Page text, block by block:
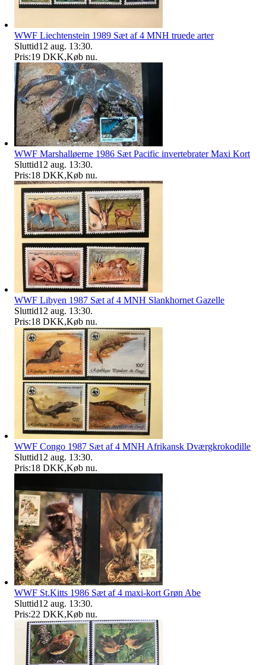
WWF Liechtenstein 1989 Sæt af 4 MNH truede arter
Sluttid12 aug. 13:30.
Pris:19 DKK,Køb nu.
WWF Marshalløerne 1986 Sæt Pacific invertebrater Maxi Kort
Sluttid12 aug. 13:30.
Pris:18 DKK,Køb nu.
WWF Libyen 1987 Sæt af 4 MNH Slankhornet Gazelle
Sluttid12 aug. 13:30.
Pris:18 DKK,Køb nu.
WWF Congo 1987 Sæt af 4 MNH Afrikansk Dværgkrokodille
Sluttid12 aug. 13:30.
Pris:18 DKK,Køb nu.
WWF St.Kitts 1986 Sæt af 4 maxi-kort Grøn Abe
Sluttid12 aug. 13:30.
Pris:22 DKK,Køb nu.